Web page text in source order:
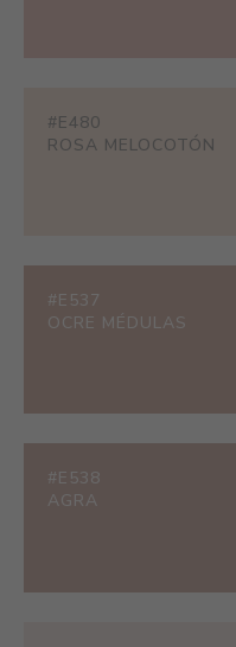
#E480
ROSA MELOCOTÓN
#E537
OCRE MÉDULAS
#E538
AGRA